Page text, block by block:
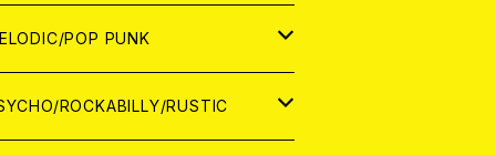
ログ
ログ
POP PUNK
ROCKABILLY/RUSTIC